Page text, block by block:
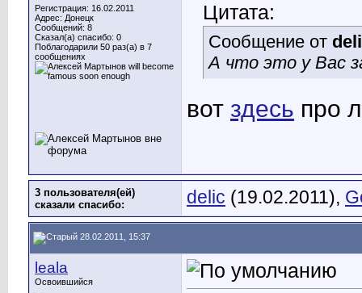
Регистрация: 16.02.2011
Адрес: Донецк
Сообщений: 8
Сказал(а) спасибо: 0
Поблагодарили 50 раз(а) в 7
сообщениях
Цитата:
Сообщение от
А что это у Вас
вот здесь про
3 пользователя(ей)
сказали cпасибо:
delic (19.02.2011),
28.02.2011, 15:37
leala
Освоившийся